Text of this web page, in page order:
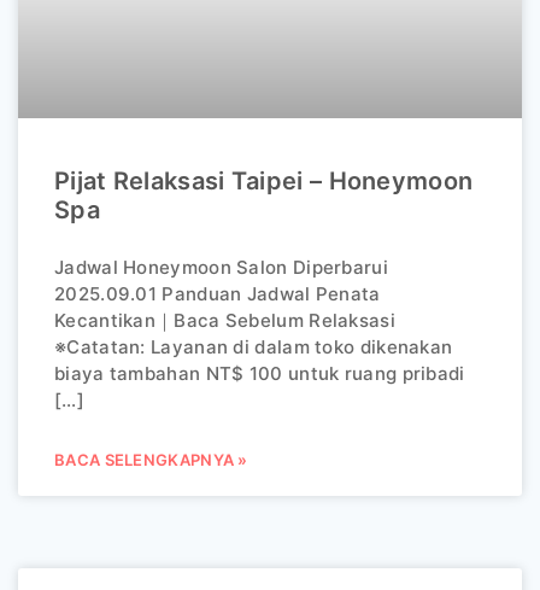
Pijat Relaksasi Taipei – Honeymoon
Spa
Jadwal Honeymoon Salon Diperbarui
2025.09.01 Panduan Jadwal Penata
Kecantikan｜Baca Sebelum Relaksasi
※Catatan: Layanan di dalam toko dikenakan
biaya tambahan NT$ 100 untuk ruang pribadi
[…]
BACA SELENGKAPNYA »